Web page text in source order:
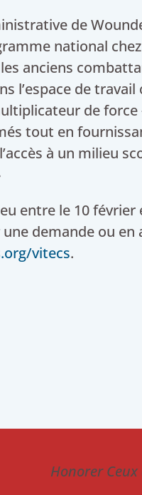
de
national
anciens
l’espace de
de
tout en
à un milieu
entre le 10
demande ou
vitecs.
Honorer